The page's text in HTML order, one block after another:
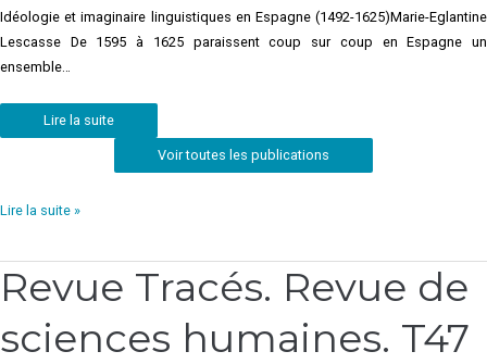
Idéologie et imaginaire linguistiques en Espagne (1492-1625)Marie-Eglantine
Lescasse De 1595 à 1625 paraissent coup sur coup en Espagne un
ensemble…
Lire la suite
Voir toutes les publications
Lire la suite »
Revue Tracés. Revue de
sciences humaines. T47
Revue
Tracés.
de